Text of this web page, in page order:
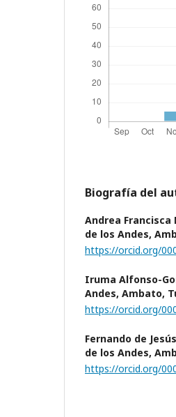
Biografía del
Andrea Francisca
de los Andes,
https://orcid.org/
Iruma Alfonso-
Andes, Ambato,
https://orcid.org/
Fernando de
de los Andes,
https://orcid.org/